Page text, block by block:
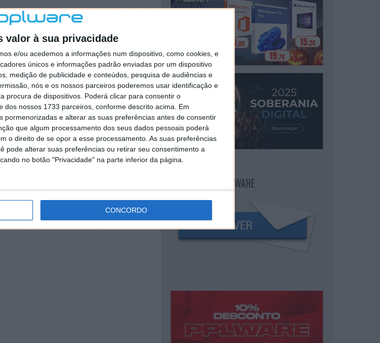
valor à sua privacidade
e/ou acedemos a informações num dispositivo, como cookies, e
únicos e informações padrão enviadas por um dispositivo
medição de publicidade e conteúdos, pesquisa de audiências e
nós e os nossos parceiros poderemos usar identificação e
procura de dispositivos. Poderá clicar para consentir o
dos nossos 1733 parceiros, conforme descrito acima. Em
pormenorizadas e alterar as suas preferências antes de consentir
que algum processamento dos seus dados pessoais poderá
o direito de se opor a esse processamento. As suas preferências
pode alterar suas preferências ou retirar seu consentimento a
no botão "Privacidade" na parte inferior da página.
CONCORDO
NEWSLETTER PPLWARE